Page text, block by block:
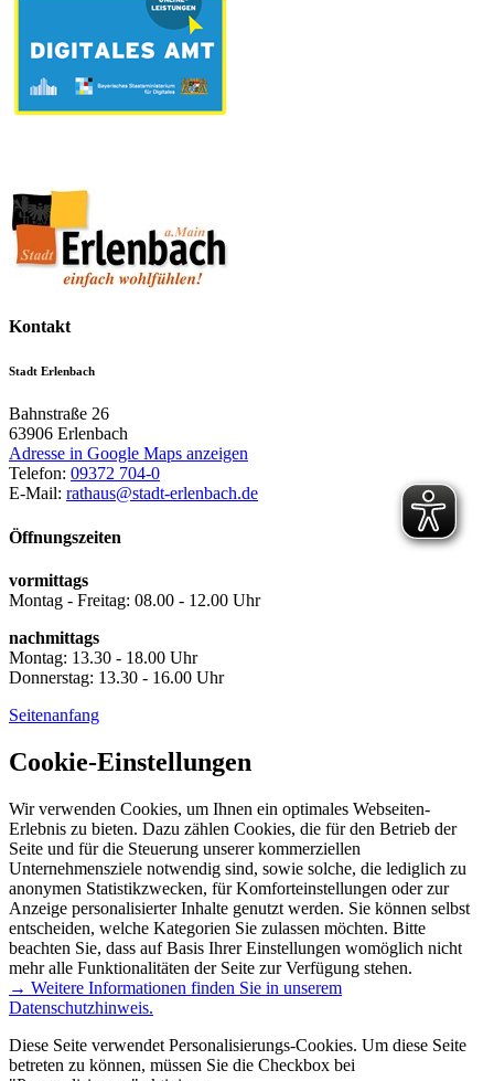
Kontakt
Stadt Erlenbach
Bahnstraße 26
63906 Erlenbach
Adresse in Google Maps anzeigen
Telefon: 09372 704-0
E-Mail: rathaus@stadt-erlenbach.de
Öffnungszeiten
vormittags
Montag - Freitag: 08.00 - 12.00 Uhr
nachmittags
Montag: 13.30 - 18.00 Uhr
Donnerstag: 13.30 - 16.00 Uhr
Seitenanfang
Cookie-Einstellungen
Wir verwenden Cookies, um Ihnen ein optimales Webseiten-
Erlebnis zu bieten. Dazu zählen Cookies, die für den Betrieb der
Seite und für die Steuerung unserer kommerziellen
Unternehmensziele notwendig sind, sowie solche, die lediglich zu
anonymen Statistikzwecken, für Komforteinstellungen oder zur
Anzeige personalisierter Inhalte genutzt werden. Sie können selbst
entscheiden, welche Kategorien Sie zulassen möchten. Bitte
beachten Sie, dass auf Basis Ihrer Einstellungen womöglich nicht
mehr alle Funktionalitäten der Seite zur Verfügung stehen.
→ Weitere Informationen finden Sie in unserem
Datenschutzhinweis.
Diese Seite verwendet Personalisierungs-Cookies. Um diese Seite
betreten zu können, müssen Sie die Checkbox bei